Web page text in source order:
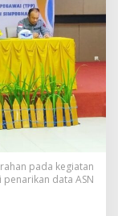
pada kegiatan
penarikan data ASN